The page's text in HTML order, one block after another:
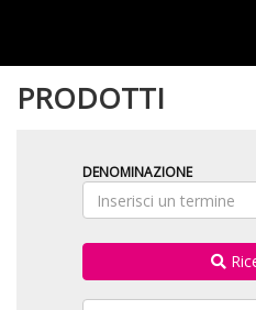
PRODOTTI
DENOMINAZIONE